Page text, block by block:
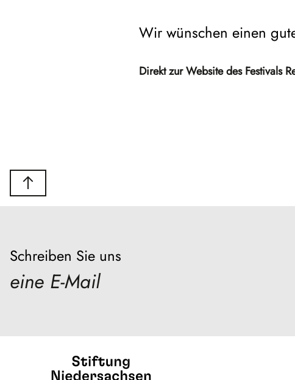
Wir wünschen einen
Direkt zur Website des Festivals
Schreiben Sie uns
eine E-Mail